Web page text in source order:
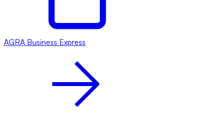
AGRA Business Express